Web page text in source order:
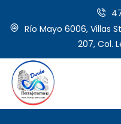
Río Mayo 6006, Villas
207, Col.